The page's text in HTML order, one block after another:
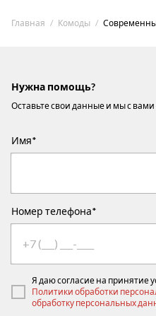
Главная Комоды
Нужна помощь?
Оставьте свои данные и мы с
Имя*
Номер телефона*
Я даю согласие на принятие
Политики обработки
обработку персональных